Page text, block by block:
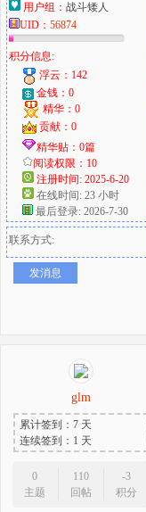
用户组： 战斗矮人
UID： 56874
积分信息:
浮云：142
金钱：0
精华：0
贡献：0
精华贴：0篇
阅读权限：10
注册时间: 2025-6-20
在线时间: 23 小时
最后登录: 2026-7-30
联系方式:
发消息
glm
累计签到：7 天
连续签到：1 天
0
主题
110
回帖
-3
积分